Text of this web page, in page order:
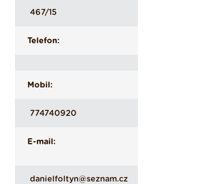
467/15
Telefon:
Mobil:
774740920
E-mail:
danielfoltyn@seznam.cz